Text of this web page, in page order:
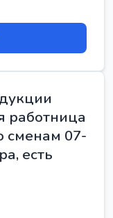
работница
сменам 07-
есть